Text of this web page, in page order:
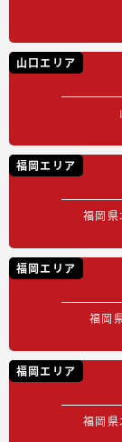
山口エリア
福岡エリア
福岡
福岡エリア
福岡
福岡エリア
福岡